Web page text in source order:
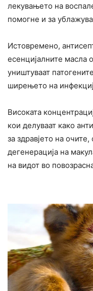
лекувањето на
помогне и за
Истовремено,
есенцијалните масла
уништуваат
ширењето на
Високата
кои делуваат како
за здравјето на
дегенерација на
на видот во